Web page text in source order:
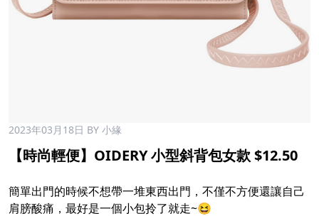
2023年03月18日 BY 小緣
【時尚輕便】OIDERY 小型斜背包女款 $12.50
簡單出門的時候不想帶一堆東西出門，不僅不方便還讓自己
肩膀酸痛，最好是一個小包拎了就走~😆